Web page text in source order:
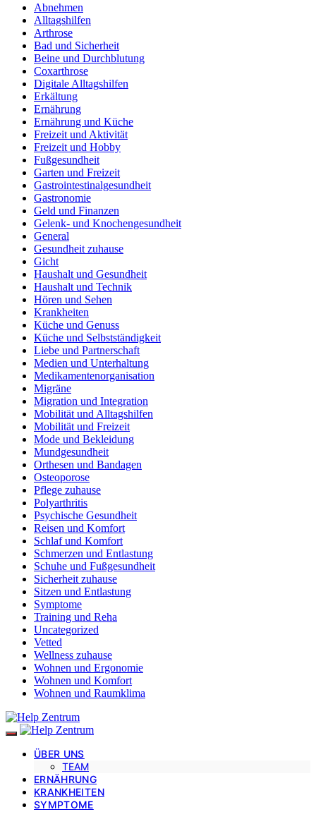
Abnehmen
Alltagshilfen
Arthrose
Bad und Sicherheit
Beine und Durchblutung
Coxarthrose
Digitale Alltagshilfen
Erkältung
Ernährung
Ernährung und Küche
Freizeit und Aktivität
Freizeit und Hobby
Fußgesundheit
Garten und Freizeit
Gastrointestinalgesundheit
Gastronomie
Geld und Finanzen
Gelenk- und Knochengesundheit
General
Gesundheit zuhause
Gicht
Haushalt und Gesundheit
Haushalt und Technik
Hören und Sehen
Krankheiten
Küche und Genuss
Küche und Selbstständigkeit
Liebe und Partnerschaft
Medien und Unterhaltung
Medikamentenorganisation
Migräne
Migration und Integration
Mobilität und Alltagshilfen
Mobilität und Freizeit
Mode und Bekleidung
Mundgesundheit
Orthesen und Bandagen
Osteoporose
Pflege zuhause
Polyarthritis
Psychische Gesundheit
Reisen und Komfort
Schlaf und Komfort
Schmerzen und Entlastung
Schuhe und Fußgesundheit
Sicherheit zuhause
Sitzen und Entlastung
Symptome
Training und Reha
Uncategorized
Vetted
Wellness zuhause
Wohnen und Ergonomie
Wohnen und Komfort
Wohnen und Raumklima
ÜBER UNS
TEAM
ERNÄHRUNG
KRANKHEITEN
SYMPTOME